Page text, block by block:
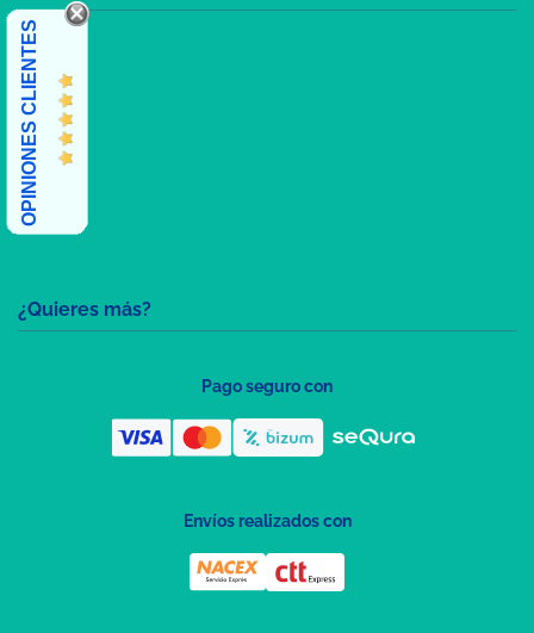
¿Quieres más?
OPINIONES CLIENTES
Pago seguro con
Envíos realizados con